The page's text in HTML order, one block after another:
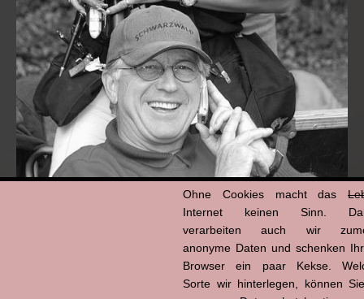
Ohne Cookies macht das
Internet keinen Sinn.
verarbeiten auch wir
anonyme Daten und schenken
Browser ein paar Kekse.
Sorte wir hinterlegen, können